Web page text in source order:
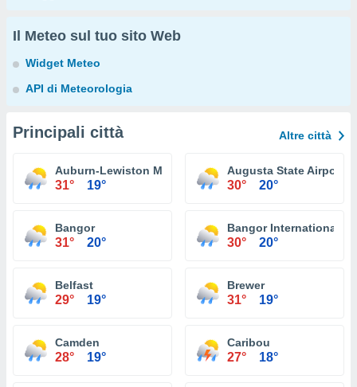
Il Meteo sul tuo sito Web
Widget Meteo
API di Meteorologia
Principali città Altre città
Auburn-Lewiston Municipal Airport
31° 19°
Augusta State Airport
30° 20°
Bangor
31° 20°
Bangor International
30° 20°
Belfast
29° 19°
Brewer
31° 19°
Camden
28° 19°
Caribou
27° 18°